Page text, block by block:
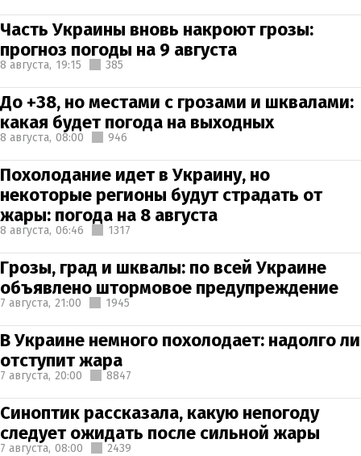
Часть Украины вновь накроют грозы:
прогноз погоды на 9 августа
8 августа, 19:15 385
До +38, но местами с грозами и шквалами:
какая будет погода на выходных
8 августа, 08:00 946
Похолодание идет в Украину, но
некоторые регионы будут страдать от
жары: погода на 8 августа
8 августа, 06:46 1317
Грозы, град и шквалы: по всей Украине
объявлено штормовое предупреждение
7 августа, 21:00 1945
В Украине немного похолодает: надолго ли
отступит жара
7 августа, 20:00 8847
Синоптик рассказала, какую непогоду
следует ожидать после сильной жары
7 августа, 08:00 2439